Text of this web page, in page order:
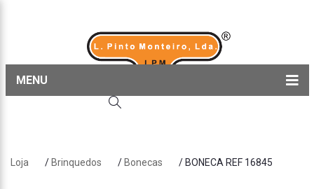
MENU
Sobre nós
Loja / Brinquedos / Bonecas / BONECA REF 16845